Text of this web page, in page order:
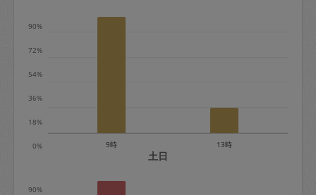
※キャンセル料金の設定について：
0%
18%
36%
54%
72%
90%
9時 13時
土日
90%